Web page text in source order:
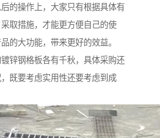
的操作上，大家只有根据具体有
取措施，才能更方便自己的使
的大功能，带来更好的效益。
锌钢格板各有千秋，具体采购还
既要考虑实用性还要考虑到成